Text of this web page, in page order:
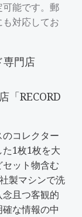
能です。郵
対応してお
「RECORD
コレクター
1枚1枚を大
ット物含む
製マシンで洗
且つ客観的
な情報の中